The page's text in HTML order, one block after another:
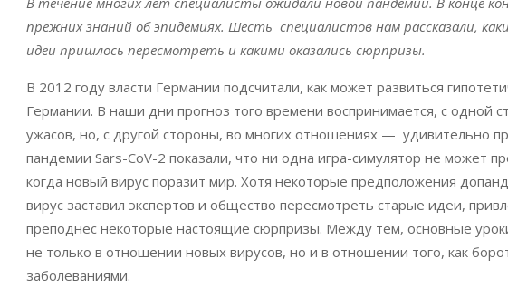
прежних знаний об эпидемиях. Шесть специалистов нам рассказали,
идеи пришлось пересмотреть и какими оказались сюрпризы.
В 2012 году власти Германии подсчитали, как может развиться
Германии. В наши дни прогноз того времени воспринимается, с одной
ужасов, но, с другой стороны, во многих отношениях — ­­­удивительно
пандемии Sars-CoV-2 показали, что ни одна игра-симулятор не может
когда новый вирус поразит мир. Хотя некоторые предположения
вирус заставил экспертов и общество пересмотреть старые идеи,
преподнес некоторые настоящие сюрпризы. Между тем, основные
не только в отношении новых вирусов, но и в отношении того, как
заболеваниями.